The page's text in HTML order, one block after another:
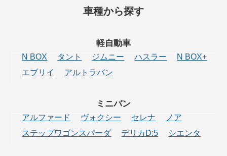
車種から探す
軽自動車
N BOX タント ジムニー ハスラー
N BOX+
エブリイ
アルトラバン
ミニバン
アルファード ヴォクシー セレナ
ノア
ステップワゴンスパーダ
デリカD:5 シエンタ